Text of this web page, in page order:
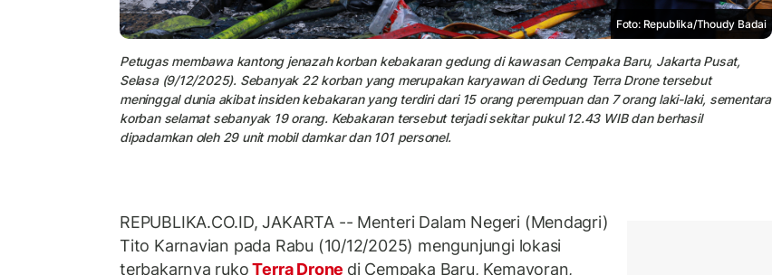
Foto: Republika/Thoudy Badai
Petugas membawa kantong jenazah korban kebakaran gedung di kawasan Cempaka Baru, Jakarta Pusat,
Selasa (9/12/2025). Sebanyak 22 korban yang merupakan karyawan di Gedung Terra Drone tersebut
meninggal dunia akibat insiden kebakaran yang terdiri dari 15 orang perempuan dan 7 orang laki-laki, sementara
korban selamat sebanyak 19 orang. Kebakaran tersebut terjadi sekitar pukul 12.43 WIB dan berhasil
dipadamkan oleh 29 unit mobil damkar dan 101 personel.
REPUBLIKA.CO.ID, JAKARTA -- Menteri Dalam Negeri (Mendagri)
Tito Karnavian pada Rabu (10/12/2025) mengunjungi lokasi
terbakarnya rukoTerra Drone di Cempaka Baru, Kemayoran,